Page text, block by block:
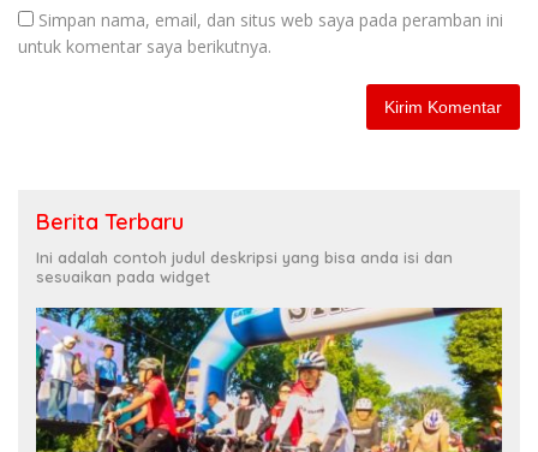
Simpan nama, email, dan situs web saya pada peramban ini
untuk komentar saya berikutnya.
Berita Terbaru
Ini adalah contoh judul deskripsi yang bisa anda isi dan
sesuaikan pada widget